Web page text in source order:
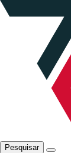
Pesquisar